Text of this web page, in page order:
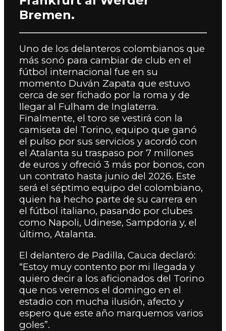
Bremen.
Uno de los delanteros colombianos que
más sonó para cambiar de club en el
fútbol internacional fue en su
momento Duván Zapata que estuvo
cerca de ser fichado por la roma y de
llegar al Fulham de Inglaterra.
Finalmente, el toro se vestirá con la
camiseta del Torino, equipo que ganó
el pulso por sus servicios y acordó con
el Atalanta su traspaso por 7 millones
de euros y ofreció 3 más por bonos, con
un contrato hasta junio del 2026. Este
será el séptimo equipo del colombiano,
quien ha hecho parte de su carrera en
el fútbol italiano, pasando por clubes
como Napoli, Udinese, Sampdoria y, el
último, Atalanta.
El delantero de Padilla, Cauca declaró:
“Estoy muy contento por mi llegada y
quiero decir a los aficionados del Torino
que nos veremos el domingo en el
estadio con mucha ilusión, afecto y
espero que este año marquemos varios
goles”.